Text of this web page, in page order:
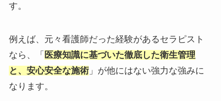
す。
例えば、元々看護師だった経験があるセラピスト
なら、「 医療知識に基づいた徹底した衛生管理
と、安心安全な施術」が他にはない強力な強みに
なります。